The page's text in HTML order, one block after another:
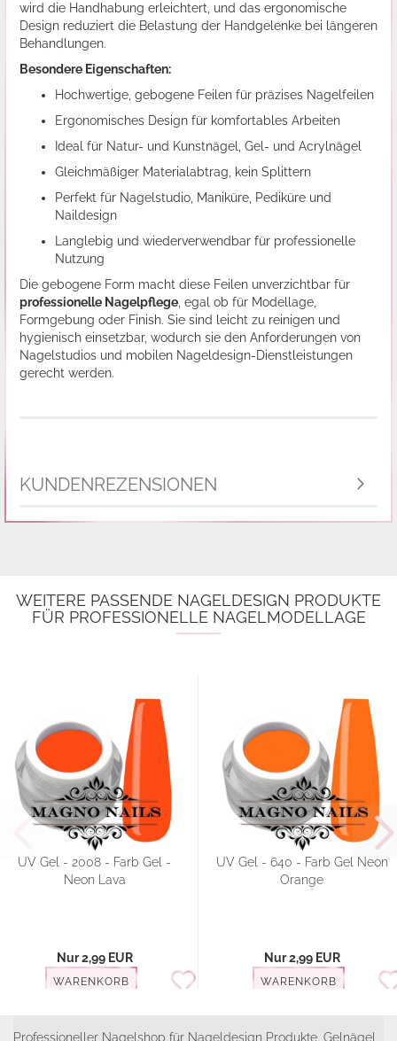
wird die Handhabung erleichtert, und das ergonomische
Design reduziert die Belastung der Handgelenke bei längeren
Behandlungen.
Besondere Eigenschaften:
Hochwertige, gebogene Feilen für präzises Nagelfeilen
Ergonomisches Design für komfortables Arbeiten
Ideal für Natur- und Kunstnägel, Gel- und Acrylnägel
Gleichmäßiger Materialabtrag, kein Splittern
Perfekt für Nagelstudio, Maniküre, Pediküre und
Naildesign
Langlebig und wiederverwendbar für professionelle
Nutzung
Die gebogene Form macht diese Feilen unverzichtbar für
professionelle Nagelpflege , egal ob für Modellage,
Formgebung oder Finish. Sie sind leicht zu reinigen und
hygienisch einsetzbar, wodurch sie den Anforderungen von
Nagelstudios und mobilen Nageldesign-Dienstleistungen
gerecht werden.
KUNDENREZENSIONEN
WEITERE PASSENDE NAGELDESIGN PRODUKTE
FÜR PROFESSIONELLE NAGELMODELLAGE
UV Gel - 2008 - Farb Gel -
Neon Lava
Nur 2,99 EUR
WARENKORB
UV Gel - 640 - Farb Gel Neon
Orange
Nur 2,99 EUR
WARENKORB
Professioneller Nagelshop für Nageldesign Produkte, Gelnägel